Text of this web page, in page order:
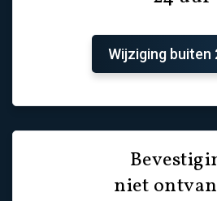
Wijziging buiten
niet